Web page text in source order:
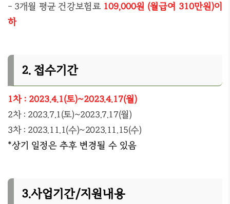
- 3개월 평균 건강보험료 109,000원 (월급여 310만원)이
하
2. 접수기간
1차 : 2023.4.1(토)~2023.4.17(월)
2차 : 2023.7.1(토)~2023.7.17(월)
3차 : 2023.11.1(수)~2023.11.15(수)
*상기 일정은 추후 변경될 수 있음
3.사업기간/지원내용